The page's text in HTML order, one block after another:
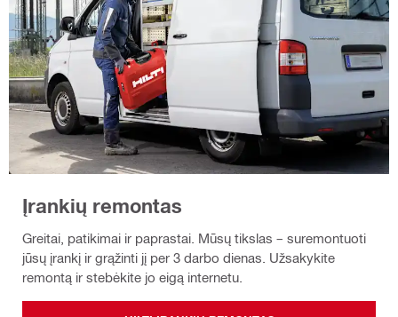
Įrankių remontas
Greitai, patikimai ir paprastai. Mūsų tikslas – suremontuoti
jūsų įrankį ir grąžinti jį per 3 darbo dienas. Užsakykite
remontą ir stebėkite jo eigą internetu.